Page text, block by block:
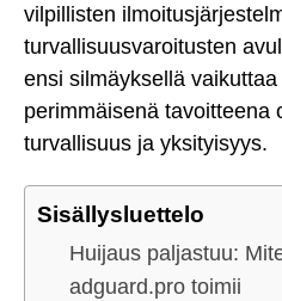
vilpillisten
turvallisuusvaroitusten
ensi silmäyksellä
perimmäisenä tavoitteena
turvallisuus ja yksityisyys.
Sisällysluettelo
Huijaus paljastuu:
adguard.pro toimii